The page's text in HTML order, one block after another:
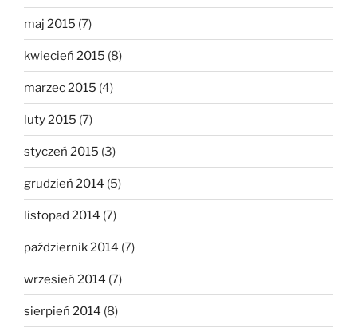
maj 2015 (7)
kwiecień 2015 (8)
marzec 2015 (4)
luty 2015 (7)
styczeń 2015 (3)
grudzień 2014 (5)
listopad 2014 (7)
październik 2014 (7)
wrzesień 2014 (7)
sierpień 2014 (8)